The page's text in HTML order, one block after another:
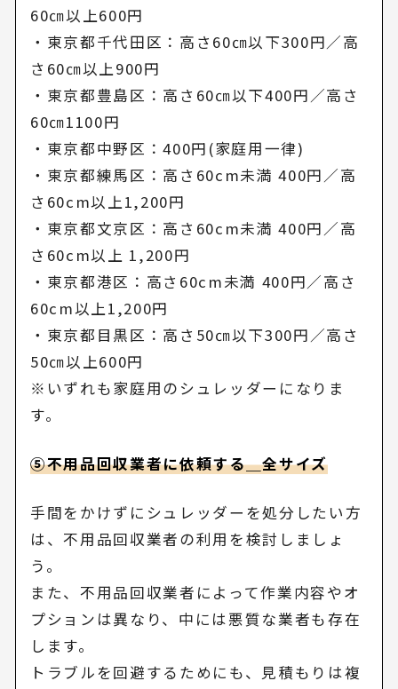
60㎝以上600円
・東京都千代田区：高さ60㎝以下300円／高
さ60㎝以上900円
・東京都豊島区：高さ60㎝以下400円／高さ
60㎝1100円
・東京都中野区：400円(家庭用一律)
・東京都練馬区：高さ60cm未満 400円／高
さ60cm以上1,200円
・東京都文京区：高さ60cm未満 400円／高
さ60cm以上 1,200円
・東京都港区：高さ60cm未満 400円／高さ
60cm以上1,200円
・東京都目黒区：高さ50㎝以下300円／高さ
50㎝以上600円
※いずれも家庭用のシュレッダーになりま
す。
⑤不用品回収業者に依頼する＿全サイズ
手間をかけずにシュレッダーを処分したい方
は、不用品回収業者の利用を検討しましょ
う。
また、不用品回収業者によって作業内容やオ
プションは異なり、中には悪質な業者も存在
します。
トラブルを回避するためにも、見積もりは複